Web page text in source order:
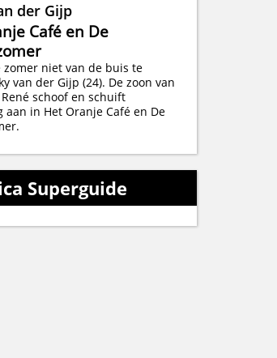
der Gijp
Café en De
zomer niet van de buis te
van der Gijp (24). De zoon van
schoof en schuift
aan in Het Oranje Café en De
Superguide